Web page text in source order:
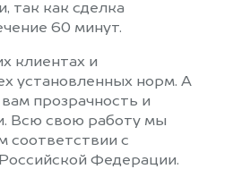
так как сделка
60 минут.
клиентах и
установленных норм. А
прозрачность и
Всю свою работу мы
соответствии с
Федерации.